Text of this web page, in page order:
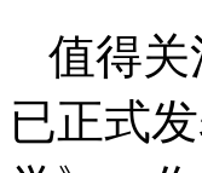
值得
已正式